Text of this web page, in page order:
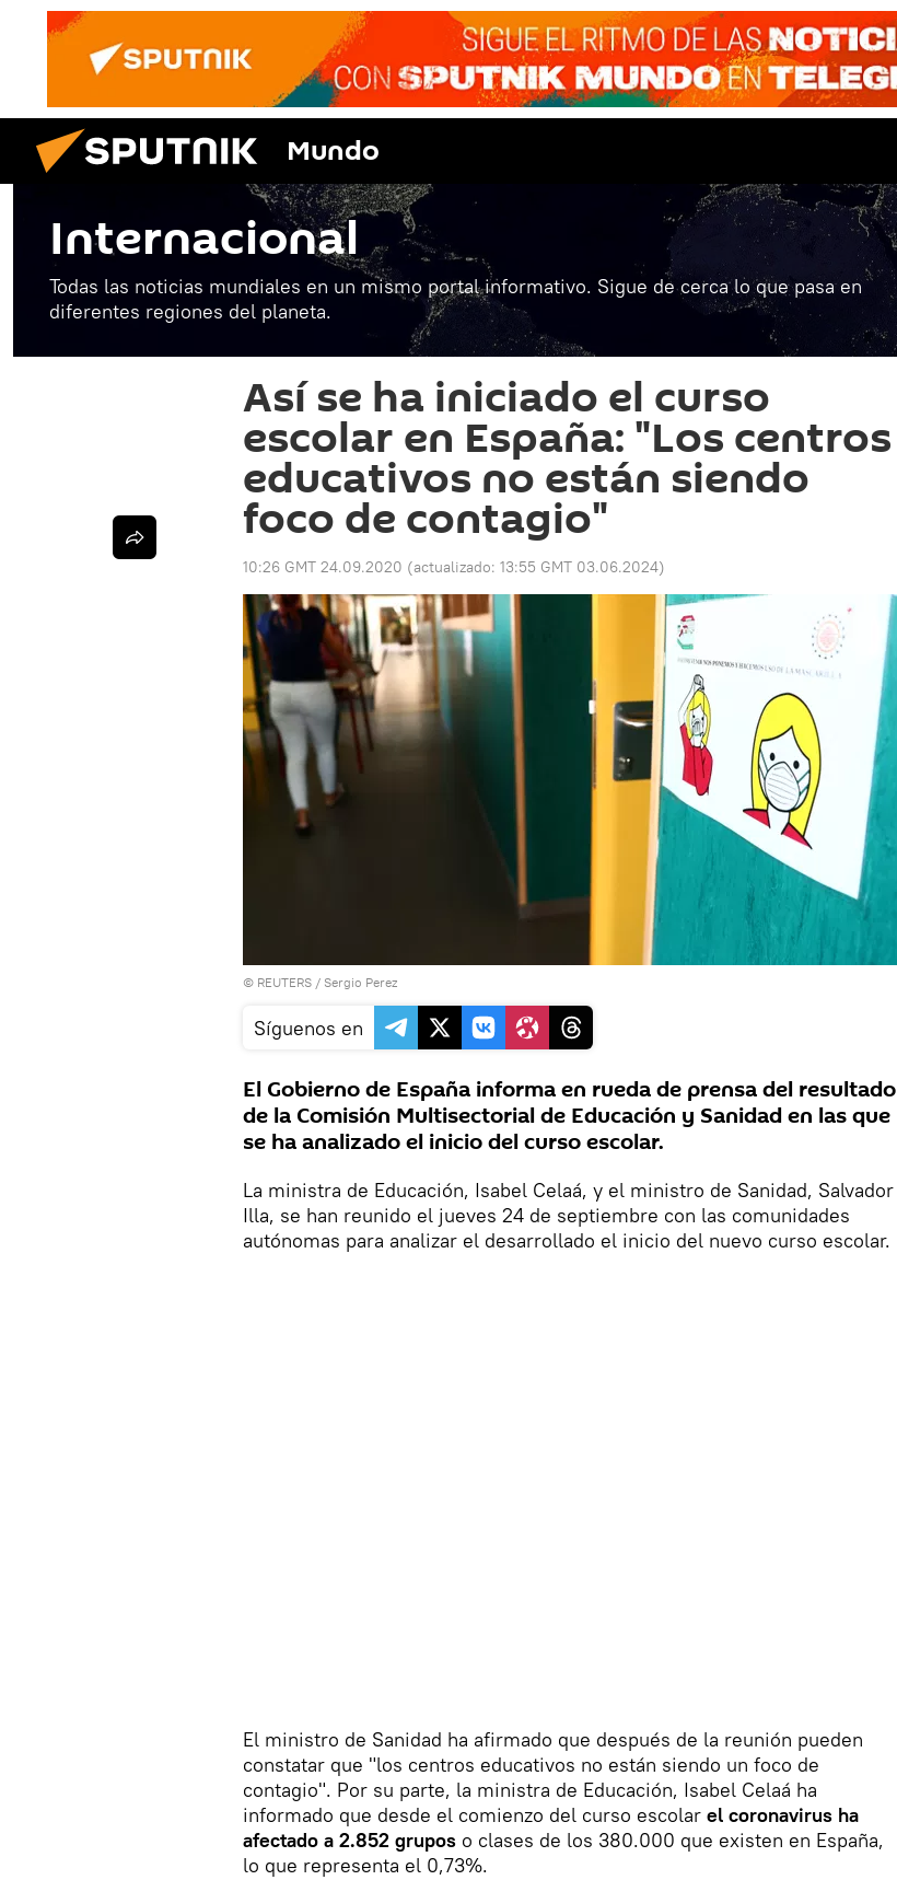
Mundo
Internacional
Todas las noticias mundiales en un mismo portal informativo. Sigue de cerca lo que pasa en
diferentes regiones del planeta.
Así se ha iniciado el curso
escolar en España: "Los centros
educativos no están siendo
foco de contagio"
10:26 GMT 24.09.2020 (actualizado: 13:55 GMT 03.06.2024)
© REUTERS / Sergio Perez
Síguenos en
El Gobierno de España informa en rueda de prensa del resultado
de la Comisión Multisectorial de Educación y Sanidad en las que
se ha analizado el inicio del curso escolar.
La ministra de Educación, Isabel Celaá, y el ministro de Sanidad, Salvador
Illa, se han reunido el jueves 24 de septiembre con las comunidades
autónomas para analizar el desarrollado el inicio del nuevo curso escolar.
El ministro de Sanidad ha afirmado que después de la reunión pueden
constatar que "los centros educativos no están siendo un foco de
contagio". Por su parte, la ministra de Educación, Isabel Celaá ha
informado que desde el comienzo del curso escolar el coronavirus ha
afectado a 2.852 grupos o clases de los 380.000 que existen en España,
lo que representa el 0,73%.